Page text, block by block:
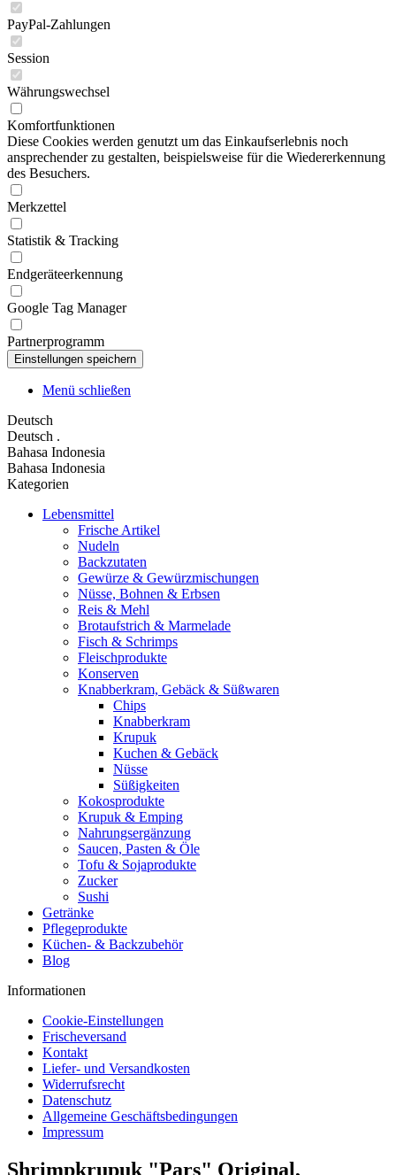
PayPal-Zahlungen
Session
Währungswechsel
Komfortfunktionen
Diese Cookies werden genutzt um das Einkaufserlebnis noch
ansprechender zu gestalten, beispielsweise für die Wiedererkennung
des Besuchers.
Merkzettel
Statistik & Tracking
Endgeräteerkennung
Google Tag Manager
Partnerprogramm
Menü schließen
Deutsch
Deutsch .
Bahasa Indonesia
Bahasa Indonesia
Kategorien
Lebensmittel
Frische Artikel
Nudeln
Backzutaten
Gewürze & Gewürzmischungen
Nüsse, Bohnen & Erbsen
Reis & Mehl
Brotaufstrich & Marmelade
Fisch & Schrimps
Fleischprodukte
Konserven
Knabberkram, Gebäck & Süßwaren
Chips
Knabberkram
Krupuk
Kuchen & Gebäck
Nüsse
Süßigkeiten
Kokosprodukte
Krupuk & Emping
Nahrungsergänzung
Saucen, Pasten & Öle
Tofu & Sojaprodukte
Zucker
Sushi
Getränke
Pflegeprodukte
Küchen- & Backzubehör
Blog
Informationen
Cookie-Einstellungen
Frischeversand
Kontakt
Liefer- und Versandkosten
Widerrufsrecht
Datenschutz
Allgemeine Geschäftsbedingungen
Impressum
Shrimpkrupuk "Pars" Original,